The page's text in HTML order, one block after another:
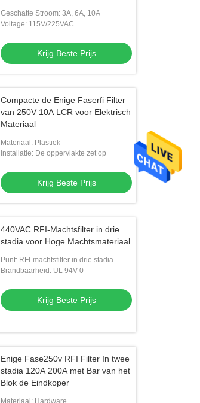
Geschatte Stroom: 3A, 6A, 10A
Voltage: 115V/225VAC
Krijg Beste Prijs
Compacte de Enige Faserfi Filter
van 250V 10A LCR voor Elektrisch
Materiaal
Materiaal: Plastiek
Installatie: De oppervlakte zet op
Krijg Beste Prijs
440VAC RFI-Machtsfilter in drie
stadia voor Hoge Machtsmateriaal
Punt: RFI-machtsfilter in drie stadia
Brandbaarheid: UL 94V-0
Krijg Beste Prijs
Enige Fase250v RFI Filter In twee
stadia 120A 200A met Bar van het
Blok de Eindkoper
Materiaal: Hardware